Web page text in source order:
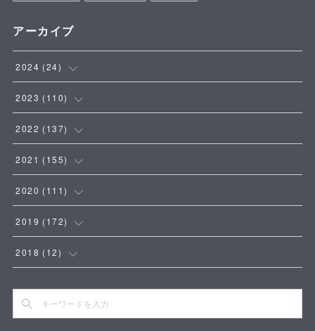
アーカイブ
2024 (24)
( 4 )
(5)
( 8 )
( 7 )
2023 (110)
(9)
(8)
( 18)
(16)
(9)
2022 (137)
(14)
( 18)
(10)
( 15
(6)
2021 (155)
( 11)
(23)
(17
(13)
2020 (111)
(10)
(16
(
2019 (172)
(16
12)
2018 (12)